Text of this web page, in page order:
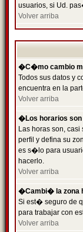
usuarios, si Ud.
Volver arriba
�C�mo cambio
Todos sus datos y
encuentra en la
Volver arriba
�Los horarios
Las horas son,
perfil y defina su
es s�lo para
hacerlo.
Volver arriba
�Cambi� la zona
Si est� seguro de
para trabajar con
Volver arriba